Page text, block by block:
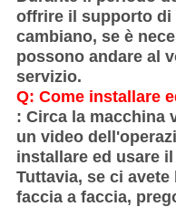
offrire il supporto di
cambiano, se è
possono andare al
servizio.
Q: Come installare
: Circa la macchina
un video
installare ed usare
Tuttavia, se ci
faccia a faccia,